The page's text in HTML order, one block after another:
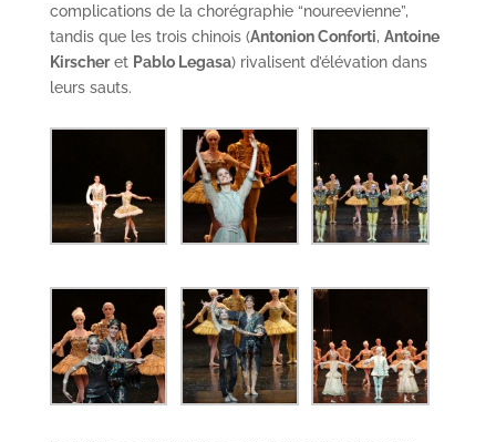
complications de la chorégraphie “noureevienne”,
tandis que les trois chinois (Antonion Conforti, Antoine
Kirscheret Pablo Legasa) rivalisent d’élévation dans
leurs sauts.